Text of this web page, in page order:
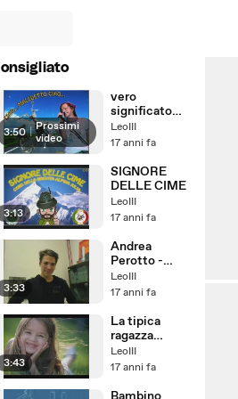
3:50 | Prossimi
video
vero
significato
della canzone
maledetto
nannini
LeoIII
17 anni fa
3:13
SIGNORE
DELLE CIME
LeoIII
17 anni fa
3:33
Andrea
Perotto -
Sogno Libero
LeoIII
17 anni fa
3:43
La tipica
ragazza
italiana
LeoIII
17 anni fa